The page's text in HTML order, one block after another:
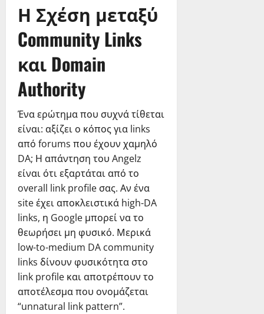
Η Σχέση μεταξύ
Community Links
και Domain
Authority
Ένα ερώτημα που συχνά τίθεται
είναι: αξίζει ο κόπος για links
από forums που έχουν χαμηλό
DA; Η απάντηση του Angelz
είναι ότι εξαρτάται από το
overall link profile σας. Αν ένα
site έχει αποκλειστικά high-DA
links, η Google μπορεί να το
θεωρήσει μη φυσικό. Μερικά
low-to-medium DA community
links δίνουν φυσικότητα στο
link profile και αποτρέπουν το
αποτέλεσμα που ονομάζεται
“unnatural link pattern”.